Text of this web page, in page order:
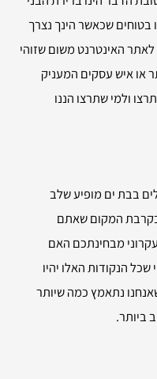
שכאשר הינך נצרך
האינטרנט משום שזוהי
או איש עסקים המעניק
ולמי שתרצו הננו
בבת ים מופיע שלב
בקרבת המקום שאתם
מבחינתכם האם
שכל הנקודות האלו יהיו
נתאמץ כמה שיותר
ביותר.